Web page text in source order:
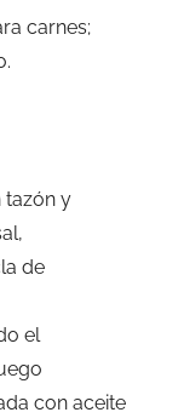
carnes;
tazón y
de
el
con aceite